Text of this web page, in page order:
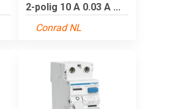
2-polig 10 A 0.03 A ...
Conrad NL